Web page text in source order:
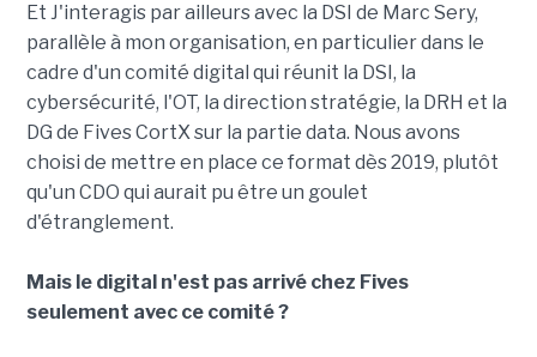
Et J'interagis par ailleurs avec la DSI de Marc Sery,
parallèle à mon organisation, en particulier dans le
cadre d'un comité digital qui réunit la DSI, la
cybersécurité, l'OT, la direction stratégie, la DRH et la
DG de Fives CortX sur la partie data. Nous avons
choisi de mettre en place ce format dès 2019, plutôt
qu'un CDO qui aurait pu être un goulet
d'étranglement.
Mais le digital n'est pas arrivé chez Fives
seulement avec ce comité ?